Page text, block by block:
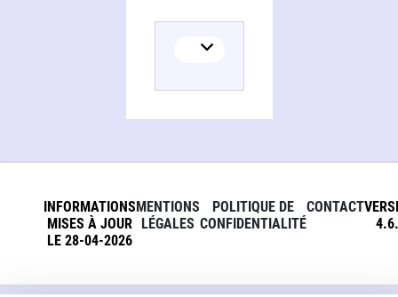
INFORMATIONS
MISES À JOUR
LE 28-04-2026
MENTIONS
LÉGALES
POLITIQUE DE
CONFIDENTIALITÉ
CONTACT